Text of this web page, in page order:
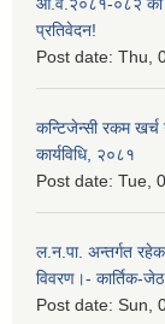
प्रतिवेदन!
Post date: Thu,
कन्टिजेन्सी रकम खर्च
कार्यविधि, २०८१
Post date: Tue,
ल.न.पा. अन्तर्गत
विवरण।- कार्तिक-
Post date: Sun,